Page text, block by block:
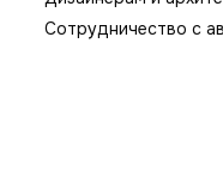
Сотрудничество с